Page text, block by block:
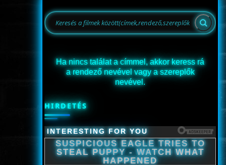
Ha nincs találat a címmel, akkor keress rá
a rendező nevével vagy a szereplők
nevével.
HIRDETÉS